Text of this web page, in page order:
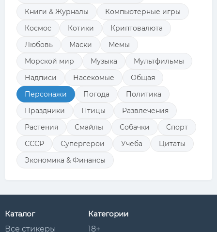
Книги & Журналы
Компьютерные игры
Космос
Котики
Криптовалюта
Любовь
Маски
Мемы
Морской мир
Музыка
Мультфильмы
Надписи
Насекомые
Общая
Персонажи
Погода
Политика
Праздники
Птицы
Развлечения
Растения
Смайлы Собачки
Спорт
СССР
Супергерои Учеба
Цитаты
Экономика & Финансы
Каталог
Все стикеры
Категории
18+